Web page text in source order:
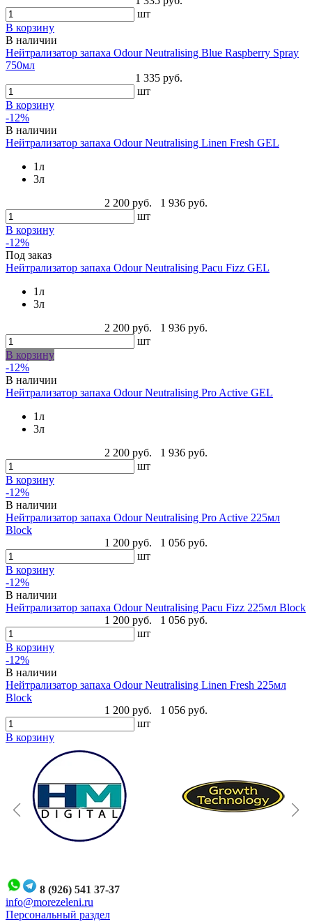
шт
В корзину
В наличии
Нейтрализатор запаха Odour Neutralising Blue Raspberry Spray
750мл
1 335 руб.
шт
В корзину
-12%
В наличии
Нейтрализатор запаха Odour Neutralising Linen Fresh GEL
1л
3л
2 200 руб.
1 936 руб.
шт
В корзину
-12%
Под заказ
Нейтрализатор запаха Odour Neutralising Pacu Fizz GEL
1л
3л
2 200 руб.
1 936 руб.
шт
В корзину
-12%
В наличии
Нейтрализатор запаха Odour Neutralising Pro Active GEL
1л
3л
2 200 руб.
1 936 руб.
шт
В корзину
-12%
В наличии
Нейтрализатор запаха Odour Neutralising Pro Active 225мл
Block
1 200 руб.
1 056 руб.
шт
В корзину
-12%
В наличии
Нейтрализатор запаха Odour Neutralising Pacu Fizz 225мл Block
1 200 руб.
1 056 руб.
шт
В корзину
-12%
В наличии
Нейтрализатор запаха Odour Neutralising Linen Fresh 225мл
Block
1 200 руб.
1 056 руб.
шт
В корзину
8 (926) 541 37-37
info@morezeleni.ru
Персональный раздел